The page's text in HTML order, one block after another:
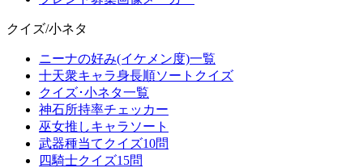
クイズ/小ネタ
ニーナの好み(イケメン度)一覧
十天衆キャラ身長順ソートクイズ
クイズ･小ネタ一覧
神石所持率チェッカー
巫女推しキャラソート
武器種当てクイズ10問
四騎士クイズ15問